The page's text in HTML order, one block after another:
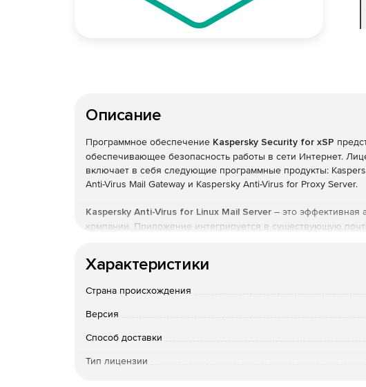
Описание
Программное обеспечение Kaspersky Security for xSP
обеспечивающее безопасность работы в сети Интернет.
включает в себя следующие программные продукты:
Anti-Virus Mail Gateway и Kaspersky Anti-Virus for Proxy Server.
Kaspersky Anti-Virus for Linux Mail Server – это эффективная
компании. Приложение интегрируется в существующую
сервера по запросу. Антивирус Касперского для Linux Mail
Основные функции Kaspersky Anti-
Комплексная антивирусная проверка.Антивирус
во всех элементах электронного письма. Приложение
Характеристики
Страна происхождения
Версия
Способ доставки
Тип лицензии